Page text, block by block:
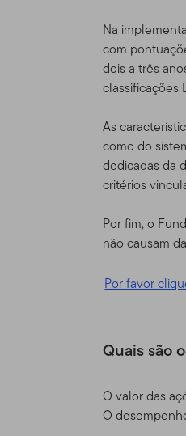
Na
com
dois a três
classificações
As
como do
dedicadas da
critérios
Por fim, o
não causam
Por favor
Quais são
O valor das
O